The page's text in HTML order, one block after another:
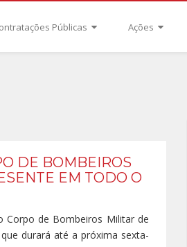
Públicas Ações
DE BOMBEIROS
EM TODO O
de Bombeiros Militar de
durará até a próxima sexta-